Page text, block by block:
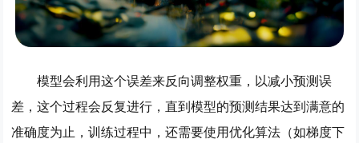
模型会利用这个误差来反向调整权重，以减小预测误
差，这个过程会反复进行，直到模型的预测结果达到满意的
准确度为止，训练过程中，还需要使用优化算法（如梯度下